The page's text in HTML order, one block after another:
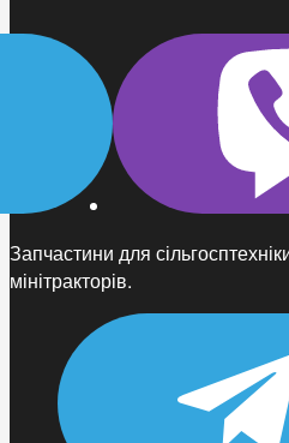
Запчастини для
мінітракторів.